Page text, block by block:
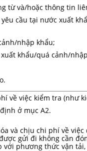
từ và/hoặc thông tin
cầu tại nước xuất
nhập khẩu;
khẩu/quá cảnh/
về việc kiểm tra (như
ở mục A2.
và chịu chi phí về
gửi đi không cần
với phương thức vận